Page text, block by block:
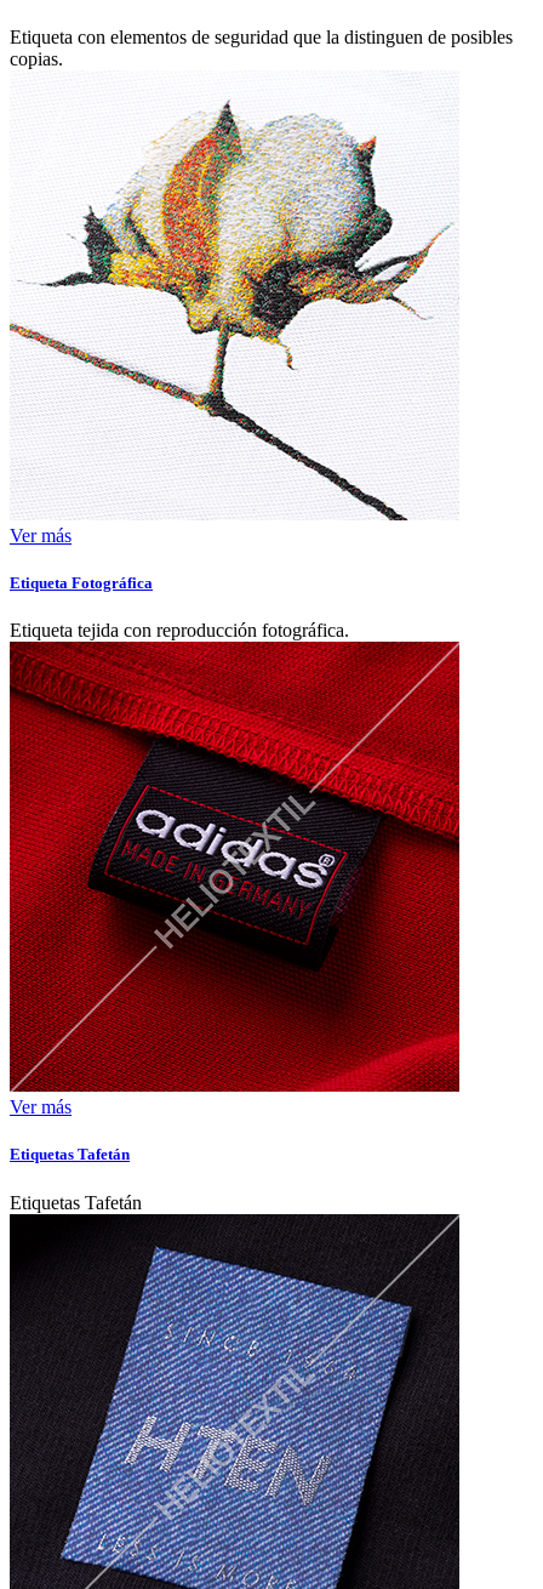
Etiqueta con elementos de seguridad que la distinguen de posibles
copias.
Ver más
Etiqueta Fotográfica
Etiqueta tejida con reproducción fotográfica.
Ver más
Etiquetas Tafetán
Etiquetas Tafetán